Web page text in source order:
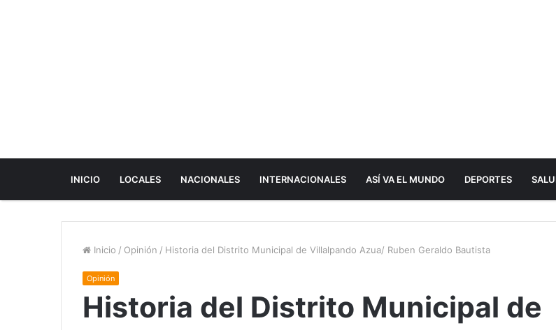
INICIO LOCALES NACIONALES INTERNACIONALES ASÍ VA EL MUNDO DEPORTES
Inicio / Opinión / Historia del Distrito Municipal de Villalpando Azua/ Ruben Geraldo Bautista
Opinión
Historia del Distrito Municipal de